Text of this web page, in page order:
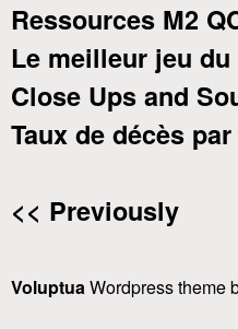
Ressources M2
Le meilleur jeu du
Close Ups and
Taux de décès
<< Previously
VoluptuaWordpress theme